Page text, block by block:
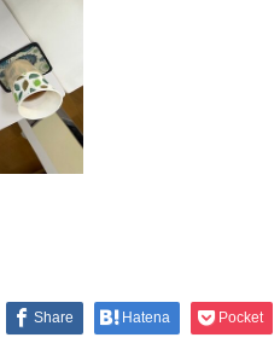
Share Hatena Pocket